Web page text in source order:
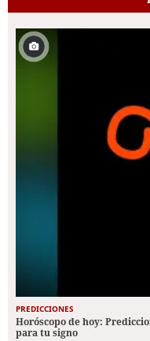
PREDICCIONES
Horóscopo de hoy:
para tu signo